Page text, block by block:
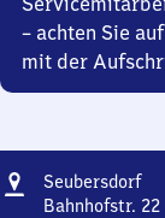
– achten Sie
mit der
Adresse
Seubersdorf
Bahnhofstr. 22